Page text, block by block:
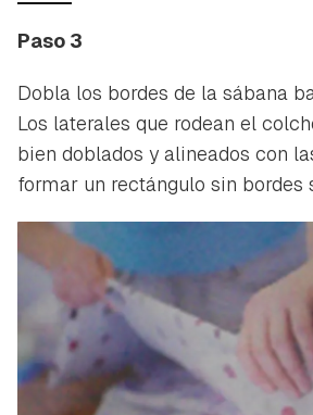
Paso 3
Dobla los bordes de la sábana
Los laterales que rodean el
bien doblados y alineados con
formar un rectángulo sin bordes